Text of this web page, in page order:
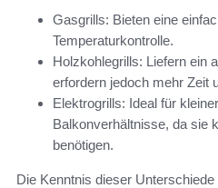
Gasgrills: Bieten eine
Temperaturkontrolle.
Holzkohlegrills: Liefern ein
erfordern jedoch mehr Zeit
Elektrogrills: Ideal für
Balkonverhältnisse, da sie
benötigen.
Die Kenntnis dieser